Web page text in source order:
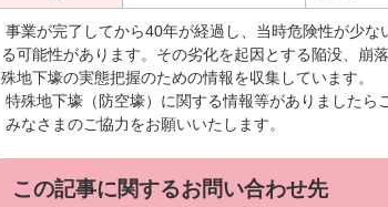
事業が完了してから40年が経過し、当時危険性が少
る可能性があります。その劣化を起因とする陥没、崩
殊地下壕の実態把握のための情報を収集しています。
特殊地下壕（防空壕）に関する情報等がありましたら
みなさまのご協力をお願いいたします。
この記事に関するお問い合わせ先